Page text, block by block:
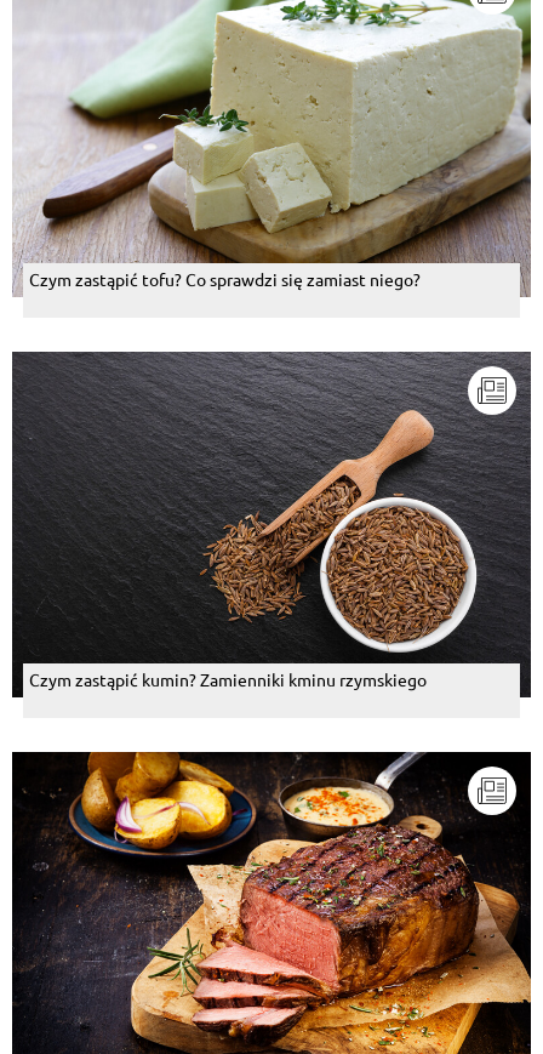
Czym zastąpić tofu? Co sprawdzi się zamiast niego?
Czym zastąpić kumin? Zamienniki kminu rzymskiego